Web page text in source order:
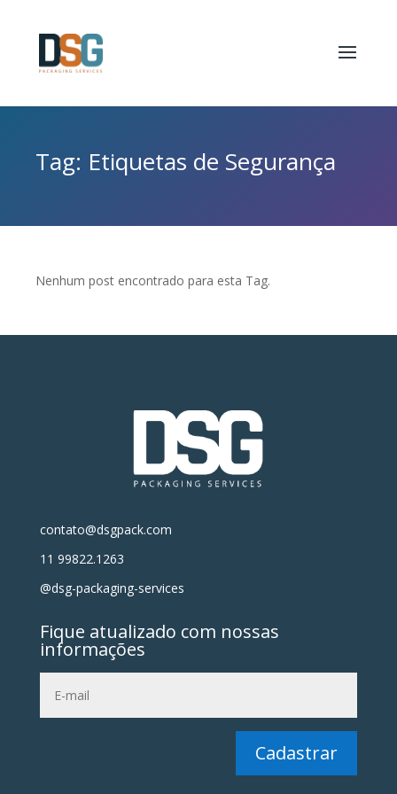
Tag: Etiquetas de Segurança
Nenhum post encontrado para esta Tag.
contato@dsgpack.com
11 99822.1263
@dsg-packaging-services
Fique atualizado com nossas
informações
Cadastrar